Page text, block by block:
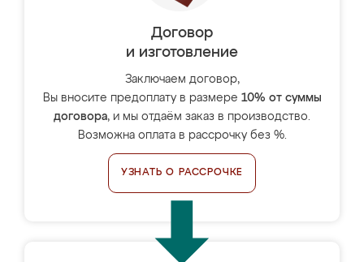
Договор
и изготовление
Заключаем договор,
Вы вносите предоплату в размере 10% от суммы
договора, и мы отдаём заказ в производство.
Возможна оплата в рассрочку без %.
УЗНАТЬ О РАССРОЧКЕ